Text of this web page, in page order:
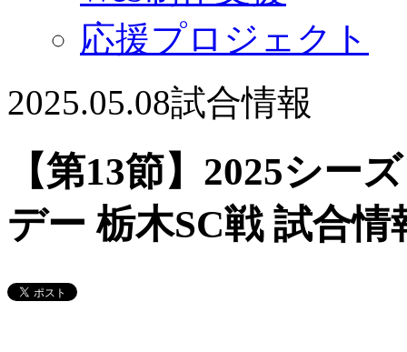
応援プロジェクト
2025.05.08試合情報
【第13節】2025シー
デー 栃木SC戦 試合情